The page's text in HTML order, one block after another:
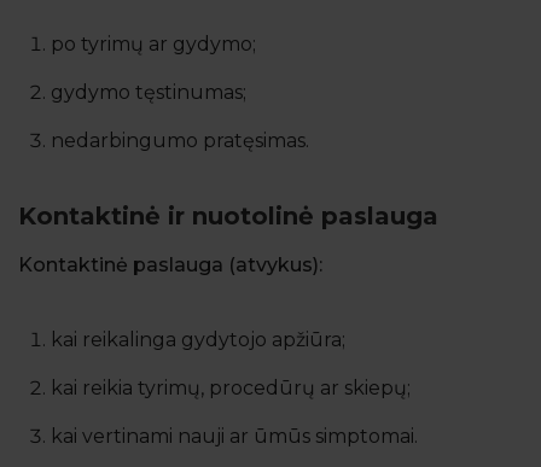
po tyrimų ar gydymo;
gydymo tęstinumas;
nedarbingumo pratęsimas.
Kontaktinė ir nuotolinė paslauga
Kontaktinė paslauga (atvykus):
kai reikalinga gydytojo apžiūra;
kai reikia tyrimų, procedūrų ar skiepų;
kai vertinami nauji ar ūmūs simptomai.